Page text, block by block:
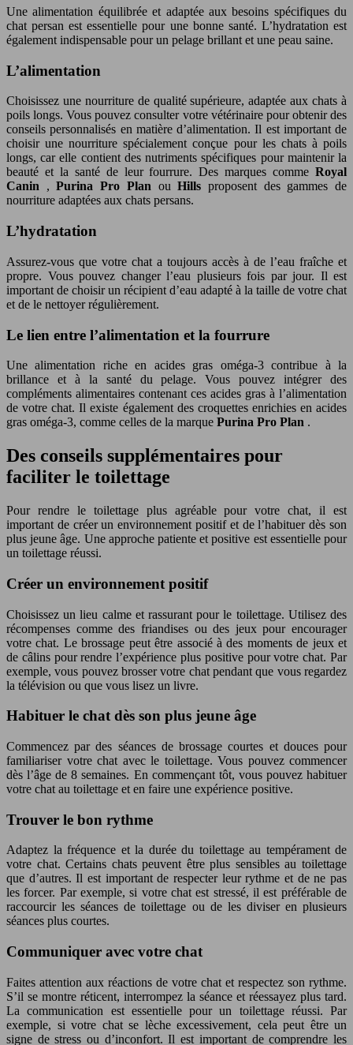
Une alimentation équilibrée et adaptée aux besoins spécifiques du
chat persan est essentielle pour une bonne santé. L’hydratation est
également indispensable pour un pelage brillant et une peau saine.
L’alimentation
Choisissez une nourriture de qualité supérieure, adaptée aux chats à
poils longs. Vous pouvez consulter votre vétérinaire pour obtenir des
conseils personnalisés en matière d’alimentation. Il est important de
choisir une nourriture spécialement conçue pour les chats à poils
longs, car elle contient des nutriments spécifiques pour maintenir la
beauté et la santé de leur fourrure. Des marques comme Royal
Canin ,Purina Pro Plan ouHills proposent des gammes de
nourriture adaptées aux chats persans.
L’hydratation
Assurez-vous que votre chat a toujours accès à de l’eau fraîche et
propre. Vous pouvez changer l’eau plusieurs fois par jour. Il est
important de choisir un récipient d’eau adapté à la taille de votre chat
et de le nettoyer régulièrement.
Le lien entre l’alimentation et la fourrure
Une alimentation riche en acides gras oméga-3 contribue à la
brillance et à la santé du pelage. Vous pouvez intégrer des
compléments alimentaires contenant ces acides gras à l’alimentation
de votre chat. Il existe également des croquettes enrichies en acides
gras oméga-3, comme celles de la marque Purina Pro Plan .
Des conseils supplémentaires pour
faciliter le toilettage
Pour rendre le toilettage plus agréable pour votre chat, il est
important de créer un environnement positif et de l’habituer dès son
plus jeune âge. Une approche patiente et positive est essentielle pour
un toilettage réussi.
Créer un environnement positif
Choisissez un lieu calme et rassurant pour le toilettage. Utilisez des
récompenses comme des friandises ou des jeux pour encourager
votre chat. Le brossage peut être associé à des moments de jeux et
de câlins pour rendre l’expérience plus positive pour votre chat. Par
exemple, vous pouvez brosser votre chat pendant que vous regardez
la télévision ou que vous lisez un livre.
Habituer le chat dès son plus jeune âge
Commencez par des séances de brossage courtes et douces pour
familiariser votre chat avec le toilettage. Vous pouvez commencer
dès l’âge de 8 semaines. En commençant tôt, vous pouvez habituer
votre chat au toilettage et en faire une expérience positive.
Trouver le bon rythme
Adaptez la fréquence et la durée du toilettage au tempérament de
votre chat. Certains chats peuvent être plus sensibles au toilettage
que d’autres. Il est important de respecter leur rythme et de ne pas
les forcer. Par exemple, si votre chat est stressé, il est préférable de
raccourcir les séances de toilettage ou de les diviser en plusieurs
séances plus courtes.
Communiquer avec votre chat
Faites attention aux réactions de votre chat et respectez son rythme.
S’il se montre réticent, interrompez la séance et réessayez plus tard.
La communication est essentielle pour un toilettage réussi. Par
exemple, si votre chat se lèche excessivement, cela peut être un
signe de stress ou d’inconfort. Il est important de comprendre les